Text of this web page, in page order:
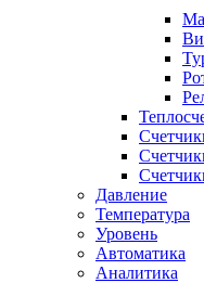
Давление
Температура
Уровень
Автоматика
Аналитика